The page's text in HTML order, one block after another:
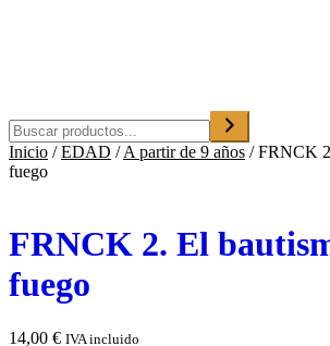
c
a
t
o
r
í
a
Buscar
Inicio /EDAD /A partir de 9 años /FRNCK
fuego
FRNCK 2. El
fuego
14,00 € IVA incluido